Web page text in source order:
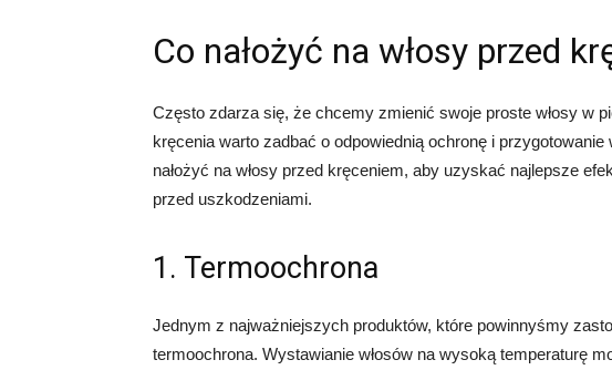
Co nałożyć na włosy przed
Często zdarza się, że chcemy zmienić swoje proste włosy w
kręcenia warto zadbać o odpowiednią ochronę i
nałożyć na włosy przed kręceniem, aby uzyskać najlepsze
przed uszkodzeniami.
1. Termoochrona
Jednym z najważniejszych produktów, które powinnyśmy
termoochrona. Wystawianie włosów na wysoką temperaturę